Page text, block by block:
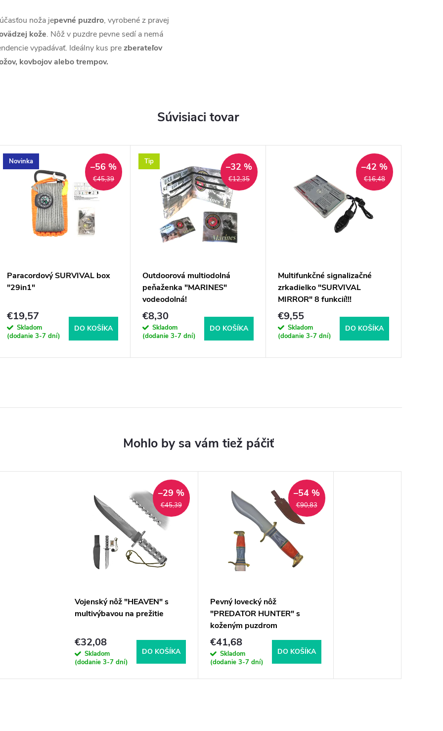
noža jepevné puzdro, vyrobené z pravej
kože. Nôž v puzdre pevne sedí a nemá
vypadávať. Ideálny kus prezberateľov
kovbojov alebo trempov.
Súvisiaci tovar
Novinka
€45,39
–56 %
Paracordový SURVIVAL box
"29in1"
€19,57
Skladom
(dodanie 3-7 dní)
DO KOŠÍKA
Tip
€12,35
–32 %
Outdoorová multiodolná
peňaženka "MARINES"
vodeodolná!
€8,30
Skladom
(dodanie 3-7 dní)
DO KOŠÍKA
€16,48
–42 %
Multifunkčné signalizačné
zrkadielko "SURVIVAL
MIRROR" 8 funkcií!!!
€9,55
Skladom
(dodanie 3-7 dní)
DO KOŠÍKA
€45,39
–29 %
Vojenský nôž "HEAVEN" s
multivýbavou na prežitie
€32,08
Skladom
(dodanie 3-7 dní)
DO KOŠÍKA
€90,83
–54 %
Pevný lovecký nôž
"PREDATOR HUNTER" s
koženým puzdrom
€41,68
Skladom
(dodanie 3-7 dní)
DO KOŠÍKA